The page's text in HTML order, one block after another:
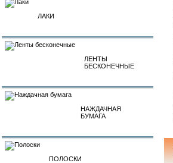
ЛАКИ
ЛЕНТЫ
БЕСКОНЕЧНЫЕ
НАЖДАЧНАЯ
БУМАГА
ПОЛОСКИ